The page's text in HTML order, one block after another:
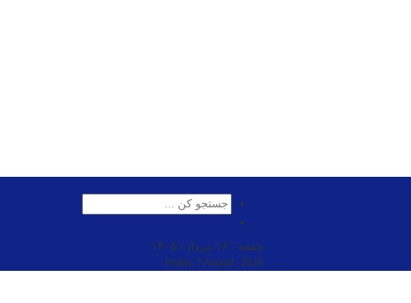
جمعه / ۱۶ مرداد / ۱۴۰۵
Friday, 7 August , 2026